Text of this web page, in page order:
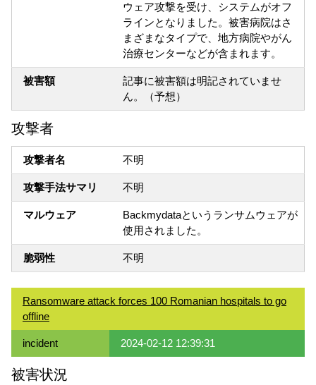
ウェア攻撃を受け、システムがオフ
ラインとなりました。被害病院はさ
まざまなタイプで、地方病院やがん
治療センターなどが含まれます。
被害額
記事に被害額は明記されていませ
ん。（予想）
攻撃者
攻撃者名 不明
攻撃手法サマリ 不明
マルウェア
Backmydataというランサムウェアが
使用されました。
脆弱性 不明
Ransomware attack forces 100 Romanian hospitals to go
offline
incident 2024-02-12 12:39:31
被害状況